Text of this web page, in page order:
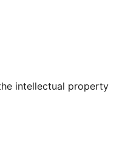
Tumblr account
intellectual property